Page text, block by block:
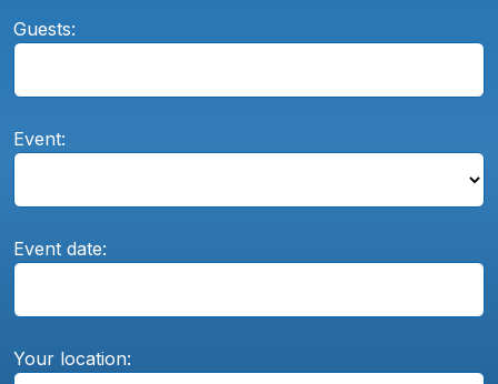
Guests:
Event:
Event date:
Your location: